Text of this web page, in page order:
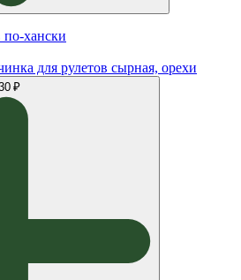
по-хански
для рулетов сырная, орехи
₽